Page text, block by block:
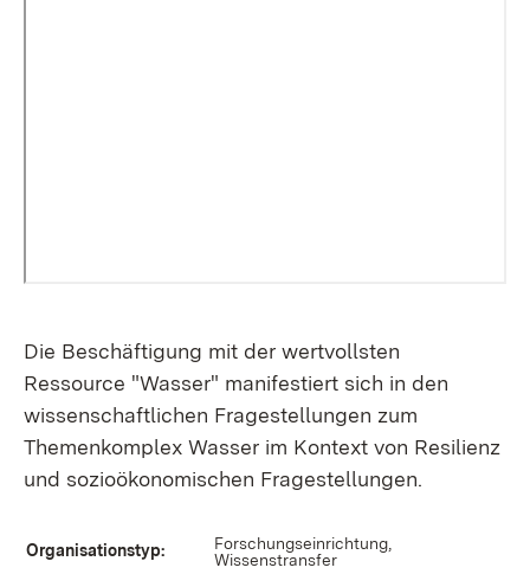
Die Beschäftigung mit der wertvollsten
Ressource "Wasser" manifestiert sich in den
wissenschaftlichen Fragestellungen zum
Themenkomplex Wasser im Kontext von Resilienz
und sozioökonomischen Fragestellungen.
Organisationstyp:
Forschungseinrichtung,
Wissenstransfer